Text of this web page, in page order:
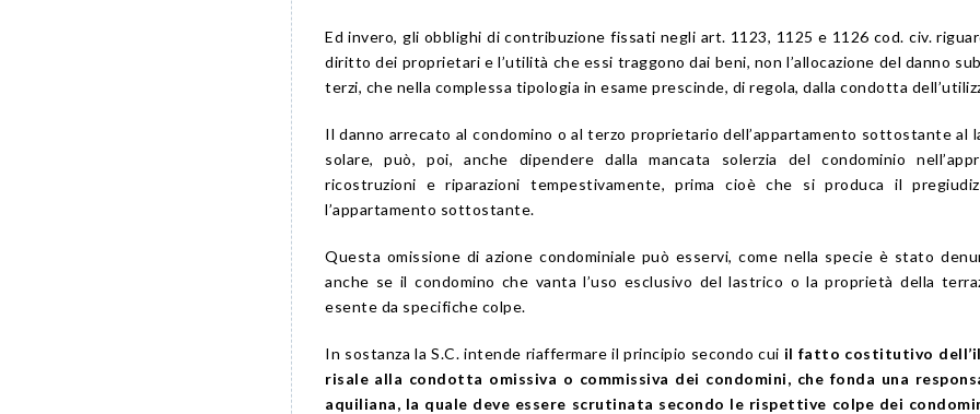
Ed invero, gli obblighi di contribuzione fissati negli art. 1123, 1125 e 1126 cod. civ.
diritto dei proprietari e l’utilità che essi traggono dai beni, non l’allocazione del danno
terzi, che nella complessa tipologia in esame prescinde, di regola, dalla condotta
Il danno arrecato al condomino o al terzo proprietario dell’appartamento sottostante al
solare, può, poi, anche dipendere dalla mancata solerzia del condominio
ricostruzioni e riparazioni tempestivamente, prima cioè che si produca il
l’appartamento sottostante.
Questa omissione di azione condominiale può esservi, come nella specie è stato
anche se il condomino che vanta l’uso esclusivo del lastrico o la proprietà della
esente da specifiche colpe.
In sostanza la S.C. intende riaffermare il principio secondo cui il fatto costitutivo
risale alla condotta omissiva o commissiva dei condomini, che fonda una
aquiliana, la quale deve essere scrutinata secondo le rispettive colpe dei